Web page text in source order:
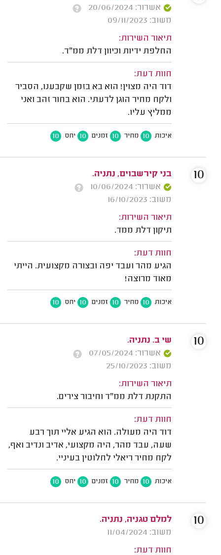
אשרור: 20/06/2024
משוב: 09/11/2023
תיאור השירות:
החלפת ידיות וכיוון דלת ממ"ד.
חוות דעת:
דוד היה מצוין! הוא בא בזמן שקבענו, הסביר
ולקח מחיר הוגן לדעתי. הוא בחור זהב ואני
ממליץ עליו.
איכות 10 מחיר 10 זמנים 10 יחס 10
בני קירשבוים, נתניה.
אשרור: 10/06/2024
משוב: 16/10/2023
תיאור השירות:
תיקון דלת ממד.
חוות דעת:
הגיע מהר ‏ועבד יפה ובצורה מקצועית. הייתי
מאוד מרוצה!
איכות 10 מחיר 10 זמנים 10 יחס 10
10
שי ב. נתניה.
אשרור: 07/05/2024
משוב: 25/10/2023
תיאור השירות:
התקנת דלת ממ"ד וחיבור צירים.
חוות דעת:
דוד היה מעולה. הוא הגיע אליי תוך רבע
שעה, עבד מהר, היה מקצועי, אדיב ונדיב ואף,
לקח מחיר ריאלי לחלוטין בעיניי.
איכות 10 מחיר 10 זמנים 10 יחס 10
10
למלם טגניה, נתניה.
משוב: 11/04/2024
חוות דעת:
10